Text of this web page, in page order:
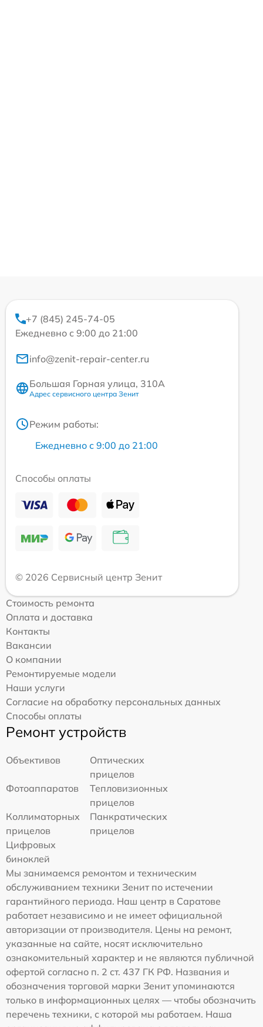
+7 (845) 245-74-05
Ежедневно с 9:00 до 21:00
info@zenit-repair-center.ru
Большая Горная улица, 310А
Адрес сервисного центра Зенит
Режим работы:
Ежедневно с 9:00 до 21:00
Способы оплаты
© 2026 Сервисный центр Зенит
Стоимость ремонта
Оплата и доставка
Контакты
Вакансии
О компании
Ремонтируемые модели
Наши услуги
Согласие на обработку персональных данных
Способы оплаты
Ремонт устройств
Объективов
Оптических
прицелов
Фотоаппаратов
Тепловизионных
прицелов
Коллиматорных
прицелов
Панкратических
прицелов
Цифровых
биноклей
Мы занимаемся ремонтом и техническим
обслуживанием техники Зенит по истечении
гарантийного периода. Наш центр в Саратове
работает независимо и не имеет официальной
авторизации от производителя. Цены на ремонт,
указанные на сайте, носят исключительно
ознакомительный характер и не являются публичной
офертой согласно п. 2 ст. 437 ГК РФ. Названия и
обозначения торговой марки Зенит упоминаются
только в информационных целях — чтобы обозначить
перечень техники, с которой мы работаем. Наша